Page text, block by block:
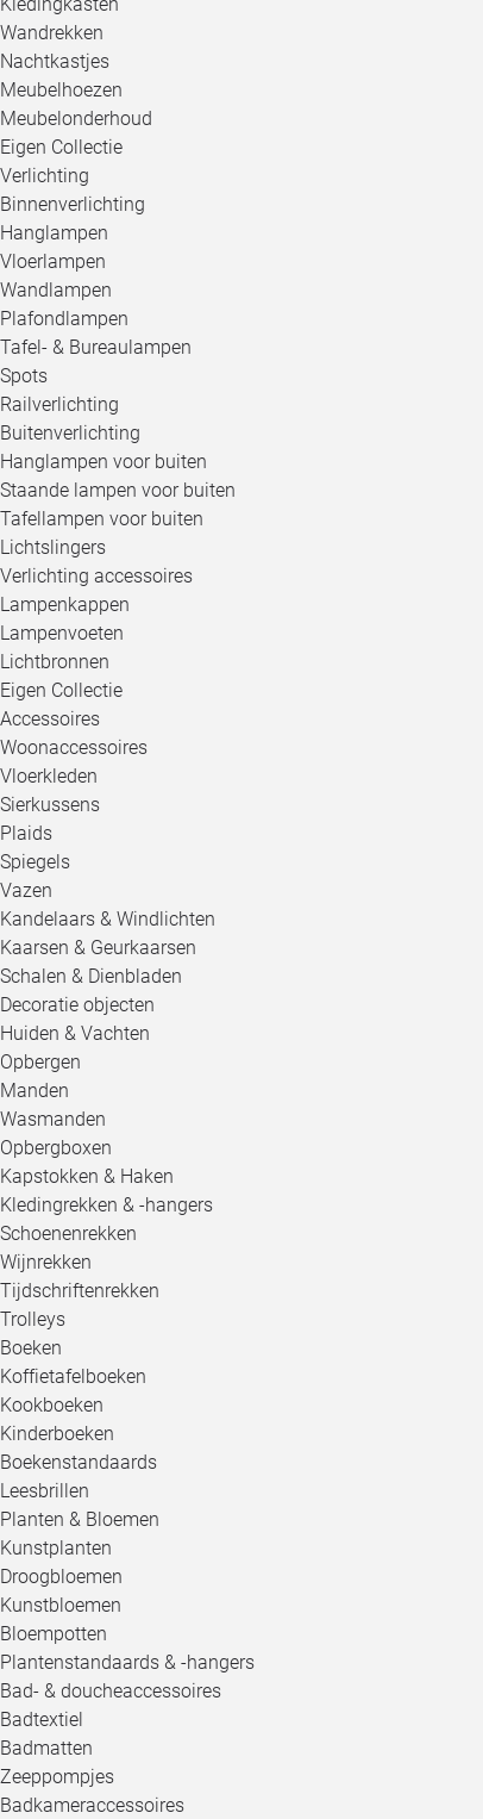
Wandrekken
Nachtkastjes
Meubelhoezen
Meubelonderhoud
Eigen Collectie
Verlichting
Binnenverlichting
Hanglampen
Vloerlampen
Wandlampen
Plafondlampen
Tafel- & Bureaulampen
Spots
Railverlichting
Buitenverlichting
Hanglampen voor buiten
Staande lampen voor buiten
Tafellampen voor buiten
Lichtslingers
Verlichting accessoires
Lampenkappen
Lampenvoeten
Lichtbronnen
Eigen Collectie
Accessoires
Woonaccessoires
Vloerkleden
Sierkussens
Plaids
Spiegels
Vazen
Kandelaars & Windlichten
Kaarsen & Geurkaarsen
Schalen & Dienbladen
Decoratie objecten
Huiden & Vachten
Opbergen
Manden
Wasmanden
Opbergboxen
Kapstokken & Haken
Kledingrekken & -hangers
Schoenenrekken
Wijnrekken
Tijdschriftenrekken
Trolleys
Boeken
Koffietafelboeken
Kookboeken
Kinderboeken
Boekenstandaards
Leesbrillen
Planten & Bloemen
Kunstplanten
Droogbloemen
Kunstbloemen
Bloempotten
Plantenstandaards & -hangers
Bad- & doucheaccessoires
Badtextiel
Badmatten
Zeeppompjes
Badkameraccessoires